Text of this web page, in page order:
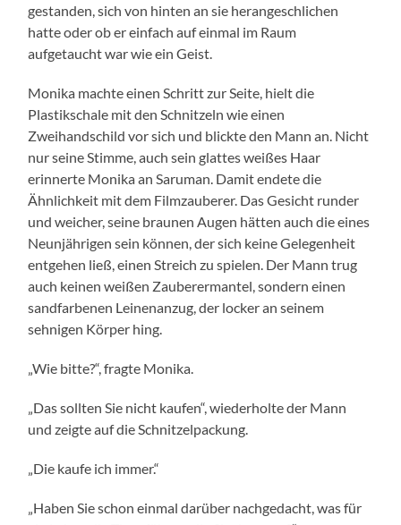
gestanden, sich von hinten an sie herangeschlichen
hatte oder ob er einfach auf einmal im Raum
aufgetaucht war wie ein Geist.
Monika machte einen Schritt zur Seite, hielt die
Plastikschale mit den Schnitzeln wie einen
Zweihandschild vor sich und blickte den Mann an. Nicht
nur seine Stimme, auch sein glattes weißes Haar
erinnerte Monika an Saruman. Damit endete die
Ähnlichkeit mit dem Filmzauberer. Das Gesicht runder
und weicher, seine braunen Augen hätten auch die eines
Neunjährigen sein können, der sich keine Gelegenheit
entgehen ließ, einen Streich zu spielen. Der Mann trug
auch keinen weißen Zauberermantel, sondern einen
sandfarbenen Leinenanzug, der locker an seinem
sehnigen Körper hing.
„Wie bitte?“, fragte Monika.
„Das sollten Sie nicht kaufen“, wiederholte der Mann
und zeigte auf die Schnitzelpackung.
„Die kaufe ich immer.“
„Haben Sie schon einmal darüber nachgedacht, was für